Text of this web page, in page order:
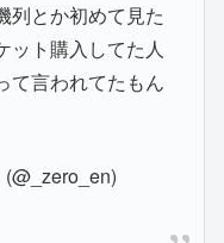
列とか初めて見た
ット購入してた人
て言われてたもん